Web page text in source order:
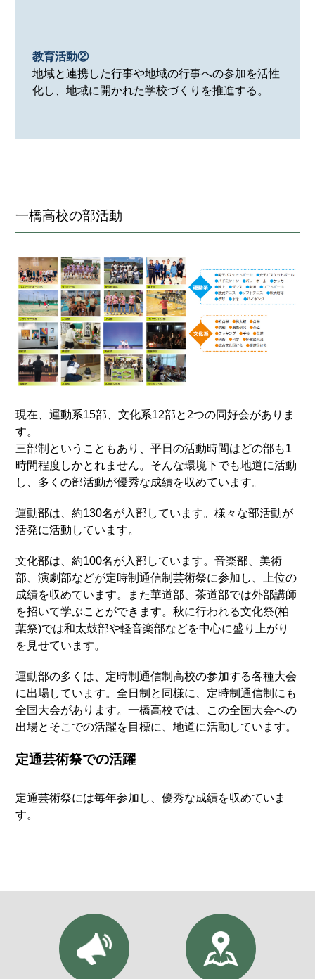
教育活動②
地域と連携した行事や地域の行事への参加を活性
化し、地域に開かれた学校づくりを推進する。
一橋高校の部活動
現在、運動系15部、文化系12部と2つの同好会がありま
す。
三部制ということもあり、平日の活動時間はどの部も1
時間程度しかとれません。そんな環境下でも地道に活動
し、多くの部活動が優秀な成績を収めています。
運動部は、約130名が入部しています。様々な部活動が
活発に活動しています。
文化部は、約100名が入部しています。音楽部、美術
部、演劇部などが定時制通信制芸術祭に参加し、上位の
成績を収めています。また華道部、茶道部では外部講師
を招いて学ぶことができます。秋に行われる文化祭(柏
葉祭)では和太鼓部や軽音楽部などを中心に盛り上がり
を見せています。
運動部の多くは、定時制通信制高校の参加する各種大会
に出場しています。全日制と同様に、定時制通信制にも
全国大会があります。一橋高校では、この全国大会への
出場とそこでの活躍を目標に、地道に活動しています。
定通芸術祭での活躍
定通芸術祭には毎年参加し、優秀な成績を収めていま
す。